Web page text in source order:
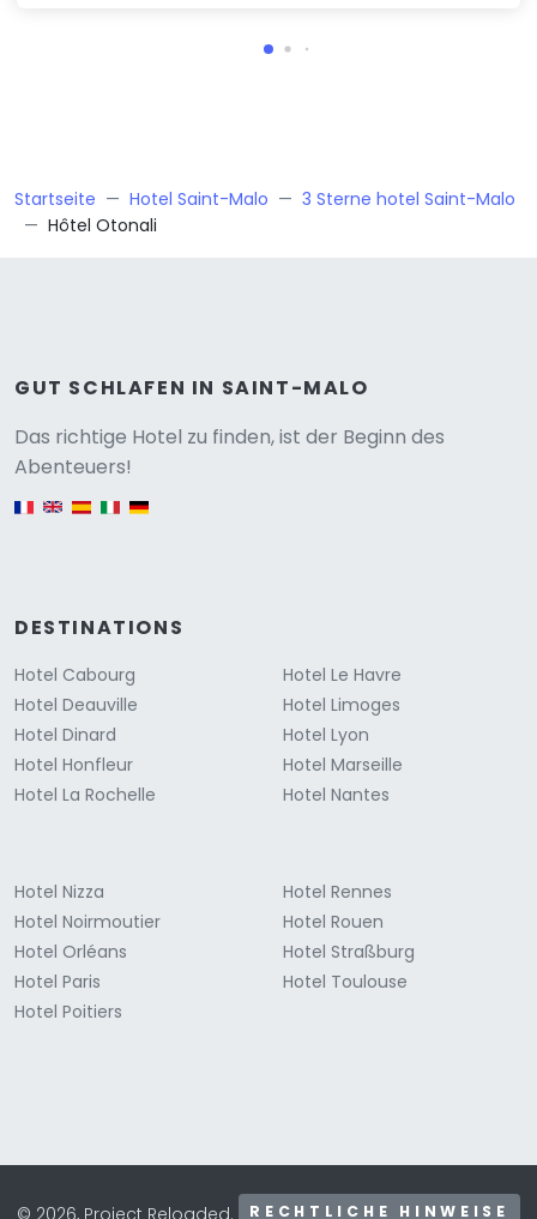
Startseite Hotel Saint-Malo
3 Sterne hotel Saint-Malo
Hôtel Otonali
GUT SCHLAFEN IN SAINT-MALO
Das richtige Hotel zu finden, ist der Beginn des
Abenteuers!
English version
DESTINATIONS
Hotel Cabourg
Hotel Deauville
Hotel Dinard
Hotel Honfleur
Hotel La Rochelle
Hotel Le Havre
Hotel Limoges
Hotel Lyon
Hotel Marseille
Hotel Nantes
Hotel Nizza
Hotel Noirmoutier
Hotel Orléans
Hotel Paris
Hotel Poitiers
Hotel Rennes
Hotel Rouen
Hotel Straßburg
Hotel Toulouse
RECHTLICHE HINWEISE